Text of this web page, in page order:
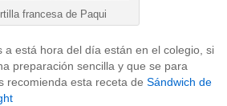
francesa de Paqui
a está hora del día están en el colegio, si
preparación sencilla y que se para
recomienda esta receta de Sándwich de